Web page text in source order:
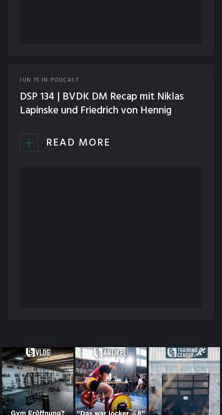
JUN 15 IN PODCAST
DSP 134 | BVDK DM Recap mit Niklas
Lapinske und Friedrich von Hennig
READ MORE